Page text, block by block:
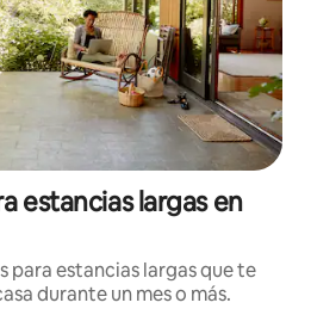
estancias largas en
para estancias largas que te
durante un mes o más.